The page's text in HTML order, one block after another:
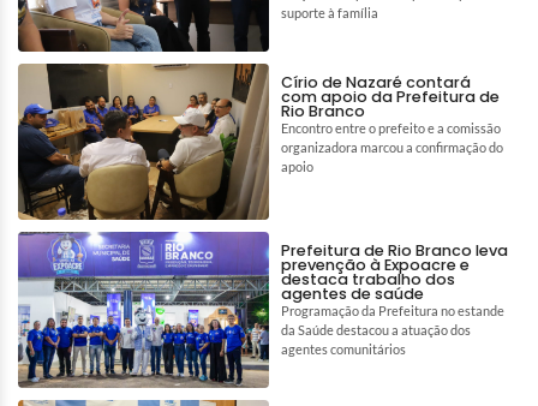
suporte à família
Círio de Nazaré contará
com apoio da Prefeitura de
Rio Branco
Encontro entre o prefeito e a comissão
organizadora marcou a confirmação do
apoio
Prefeitura de Rio Branco leva
prevenção à Expoacre e
destaca trabalho dos
agentes de saúde
Programação da Prefeitura no estande
da Saúde destacou a atuação dos
agentes comunitários